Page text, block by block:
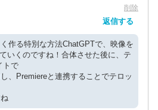
削除
返信する
作る特別な方法ChatGPTで、映像を
いくのですね！合体させた後に、テ
トで
、Premiereと連携することでテロッ